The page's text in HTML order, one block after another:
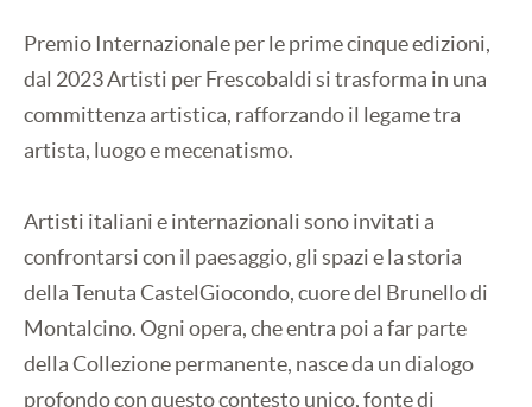
Premio Internazionale per le prime cinque edizioni,
dal 2023 Artisti per Frescobaldi si trasforma in una
committenza artistica, rafforzando il legame tra
artista, luogo e mecenatismo.
Artisti italiani e internazionali sono invitati a
confrontarsi con il paesaggio, gli spazi e la storia
della Tenuta CastelGiocondo, cuore del Brunello di
Montalcino. Ogni opera, che entra poi a far parte
della Collezione permanente, nasce da un dialogo
profondo con questo contesto unico, fonte di